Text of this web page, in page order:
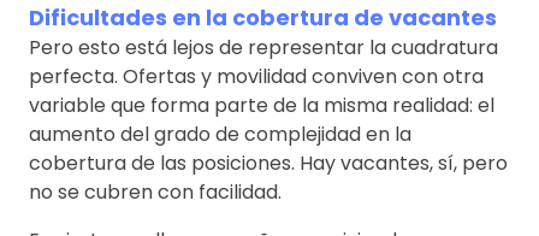
Dificultades en la cobertura de vacantes
Pero esto está lejos de representar la cuadratura
perfecta. Ofertas y movilidad conviven con otra
variable que forma parte de la misma realidad: el
aumento del grado de complejidad en la
cobertura de las posiciones. Hay vacantes, sí, pero
no se cubren con facilidad.